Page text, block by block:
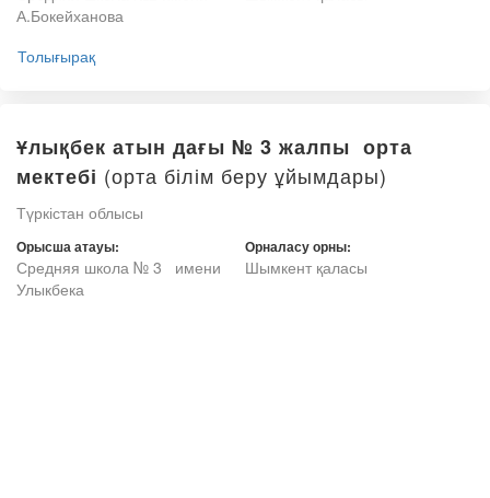
А.Бокейханова
Толығырақ
Ұлықбек атын дағы № 3 жалпы орта
мектебі (орта білім беру ұйымдары)
Түркістан облысы
Орысша атауы:
Средняя школа № 3 имени
Улыкбека
Орналасу орны:
Шымкент қаласы